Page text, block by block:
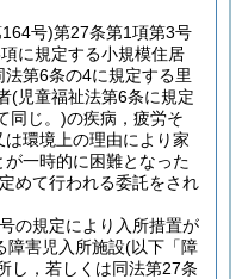
号)第27条第1項第3号
に規定する小規模住居
第6条の4に規定する里
(児童福祉法第6条に規定
同じ。)の疾病，疲労そ
環境上の理由により家
一時的に困難となった
めて行われる委託をされ
の規定により入所措置が
障害児入所施設(以下「障
し，若しくは同法第27条